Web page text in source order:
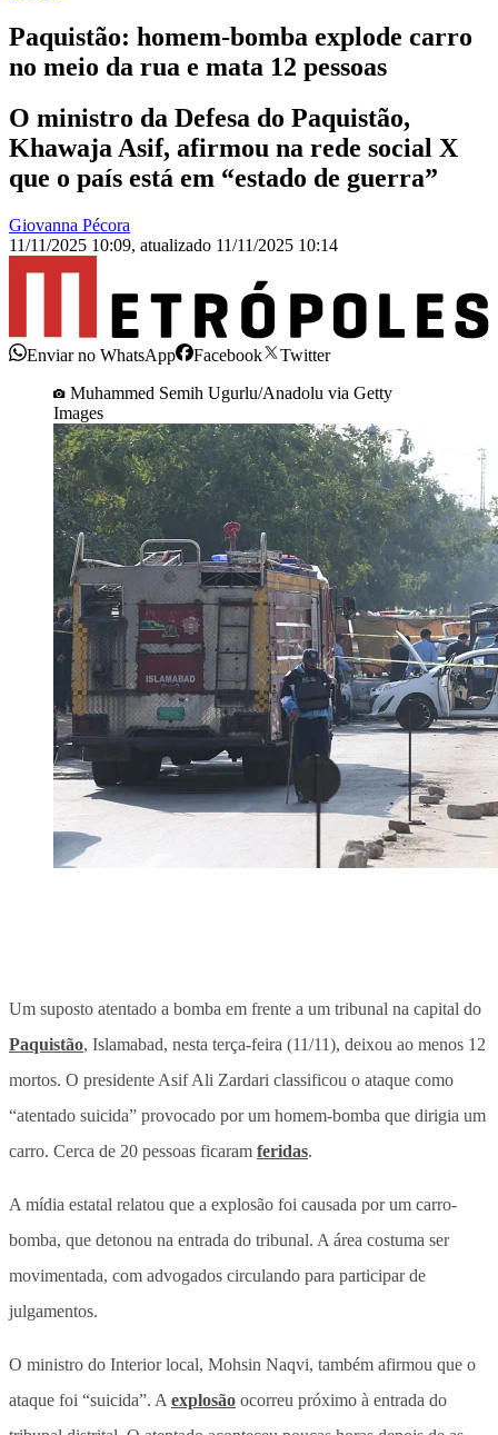
Paquistão: homem-bomba explode carro
no meio da rua e mata 12 pessoas
O ministro da Defesa do Paquistão,
Khawaja Asif, afirmou na rede social X
que o país está em “estado de guerra”
Giovanna Pécora
11/11/2025 10:09, atualizado 11/11/2025 10:14
Enviar no WhatsApp Facebook
Twitter
Muhammed Semih Ugurlu/Anadolu via Getty
Images
Um suposto atentado a bomba em frente a um tribunal na capital do
Paquistão, Islamabad, nesta terça-feira (11/11), deixou ao menos 12
mortos. O presidente Asif Ali Zardari classificou o ataque como
“atentado suicida” provocado por um homem-bomba que dirigia um
carro. Cerca de 20 pessoas ficaram feridas.
A mídia estatal relatou que a explosão foi causada por um carro-
bomba, que detonou na entrada do tribunal. A área costuma ser
movimentada, com advogados circulando para participar de
julgamentos.
O ministro do Interior local, Mohsin Naqvi, também afirmou que o
ataque foi “suicida”. A explosão ocorreu próximo à entrada do